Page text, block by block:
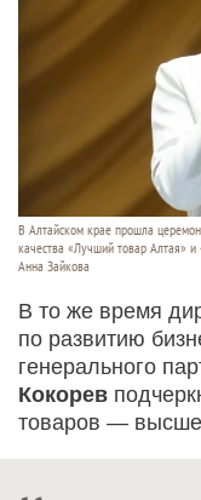
В Алтайском крае прошла
качества «Лучший товар Алтая»
Анна Зайкова
В то же время
по развитию
генерального
Кокорев
товаров —